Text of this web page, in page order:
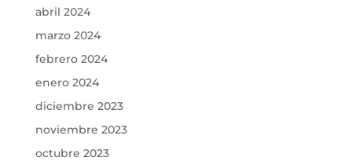
abril 2024
marzo 2024
febrero 2024
enero 2024
diciembre 2023
noviembre 2023
octubre 2023